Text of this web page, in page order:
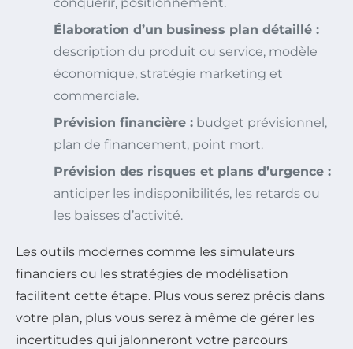
Élaboration d’un business plan détaillé :
description du produit ou service, modèle
économique, stratégie marketing et
commerciale.
Prévision financière : budget prévisionnel,
plan de financement, point mort.
Prévision des risques et plans d’urgence :
anticiper les indisponibilités, les retards ou
les baisses d’activité.
Les outils modernes comme les simulateurs
financiers ou les stratégies de modélisation
facilitent cette étape. Plus vous serez précis dans
votre plan, plus vous serez à même de gérer les
incertitudes qui jalonneront votre parcours